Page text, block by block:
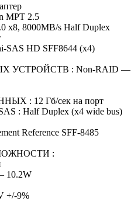
MPT 2.5
8000MB/s Half Duplex
HD SFF8644 (x4)
УСТРОЙСТВ : Non-RAID —
: 12 Гб/сек на порт
Half Duplex (x4 wide bus)
Reference SFF-8485
:
10.2W
+/-9%